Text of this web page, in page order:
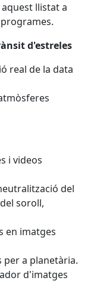
llistat a
d'estreles
real de la data
i videos
del
soroll,
en imatges
a planetària.
d'imatges